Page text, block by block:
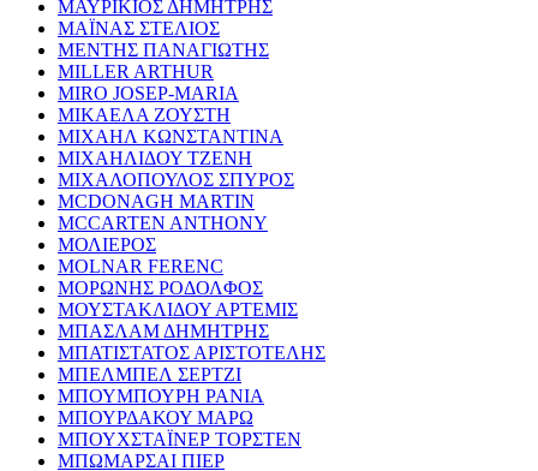
ΜΑΥΡΙΚΙΟΣ ΔΗΜΗΤΡΗΣ
ΜΑΪΝΑΣ ΣΤΕΛΙΟΣ
ΜΕΝΤΗΣ ΠΑΝΑΓΙΩΤΗΣ
MILLER ARTHUR
MIRO JOSEP-MARIA
ΜΙΚΑΕΛΑ ΖΟΥΣΤΗ
ΜΙΧΑΗΛ ΚΩΝΣΤΑΝΤΙΝΑ
ΜΙΧΑΗΛΙΔΟΥ ΤΖΕΝΗ
ΜΙΧΑΛΟΠΟΥΛΟΣ ΣΠΥΡΟΣ
MCDONAGH MARTIN
MCCARTEN ANTHONY
ΜΟΛΙΕΡΟΣ
MOLNAR FERENC
ΜΟΡΩΝΗΣ ΡΟΔΟΛΦΟΣ
ΜΟΥΣΤΑΚΛΙΔΟΥ ΑΡΤΕΜΙΣ
ΜΠΑΣΛΑΜ ΔΗΜΗΤΡΗΣ
ΜΠΑΤΙΣΤΑΤΟΣ ΑΡΙΣΤΟΤΕΛΗΣ
ΜΠΕΛΜΠΕΛ ΣΕΡΤΖΙ
ΜΠΟΥΜΠΟΥΡΗ ΡΑΝΙΑ
ΜΠΟΥΡΔΑΚΟΥ ΜΑΡΩ
ΜΠΟΥΧΣΤΑΪΝΕΡ ΤΟΡΣΤΕΝ
ΜΠΩΜΑΡΣΑΙ ΠΙΕΡ